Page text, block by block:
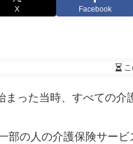
X Facebook
った当時、すべての介
部の人の介護保険サー